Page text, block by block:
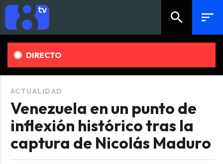
search sort
DIRECTO
ACTUALIDAD
Venezuela en un punto de
inflexión histórico tras la
captura de Nicolás Maduro